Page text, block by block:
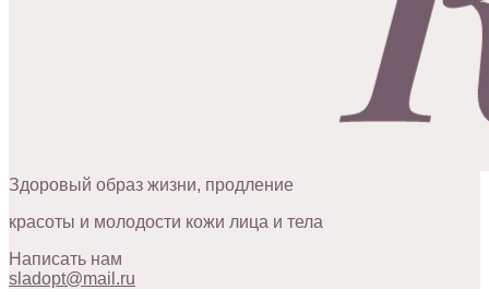
Здоровый образ жизни, продление
красоты и молодости кожи лица и тела
Написать нам
sladopt@mail.ru